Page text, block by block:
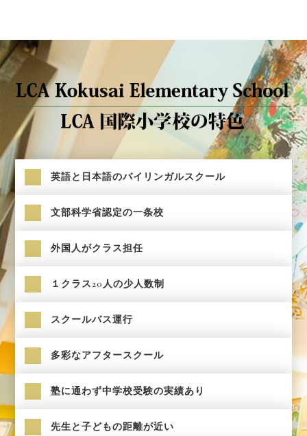
英語と日本語のバイリンガルスクール
文部科学省認定の一条校
外国人がクラス担任
１クラス20人の少人数制
スクールバス運行
多彩なアフタースクール
塾に通わず中学校受験の実績あり
先生と子どもの距離が近い